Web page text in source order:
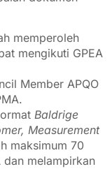
memperoleh
mengikuti GPEA
Member APQO
Baldrige
Measurement
maksimum 70
dan melampirkan